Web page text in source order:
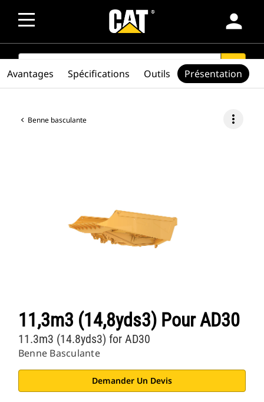
person
SEARCH search
Benne basculante more_vert
11,3m3 (14,8yds3) Pour AD30
Benne Basculante
11.3m3 (14.8yds3) for AD30
Demander Un Devis
Avantages Spécifications Outils Présentation